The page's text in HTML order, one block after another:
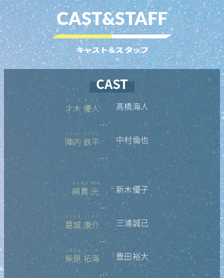
CAST&STAFF
キャスト＆スタッフ
CAST
才木
さいき
優人
ゆうと
…
髙橋海人
陣内
じんない
鉄平
てっぺい
…
中村倫也
綿貫
わたぬき
光
ひかる
…
新木優子
葛城
かつらぎ
康介
こうすけ
…
三浦誠己
柴原
しばはら
拓海
たくみ
…
豊田裕大